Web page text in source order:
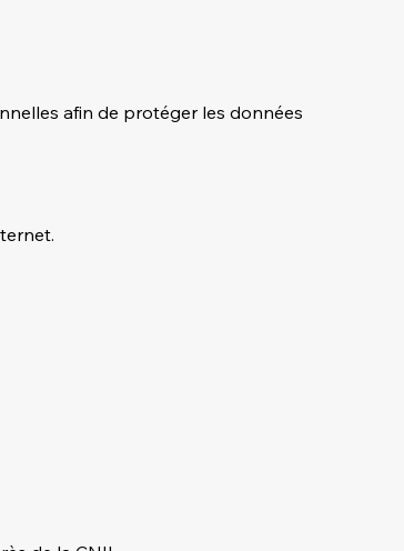
afin de protéger les données